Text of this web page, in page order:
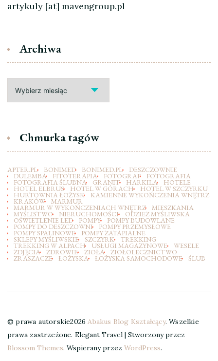
artykuly [at] mavengroup.pl
Archiwa
Chmurka tagów
APTER.PL BONIMED BONIMED.PL DESZCZOWNIE
DULEMBA FITOTERAPIA FOTOGRAF FOTOGRAFIA
FOTOGRAFIA ŚLUBNA GRANIT HARKILA HOTELE
HOTEL ELBRUS HOTEL W GÓRACH HOTEL W SZCZYRKU
HURTOWNIA ŁOŻYSK KAMIENNE WYKOŃCZENIA WNĘTRZ
KRAKÓW MARMUR
MARMUR W WYKOŃCZENIACH WNĘTRZ MIESZKANIA
MYŚLISTWO NIERUCHOMOŚCI ODZIEZ MYŚLIWSKA
OŚWIETLENIE LED POMPY POMPY BUDOWLANE
POMPY DO DESZCZOWNI POMPY PRZEMYSŁOWE
POMPY SPALINOWE POMPY ZATAPIALNE
SKLEPY MYŚLIWSKIE SZCZYRK TREKKING
TREKKING W ALPACH USŁUGI MAGAZYNOWE WESELE
ZDJĘCIA ZDROWIE ZIOŁA ZIOŁOLECZNICTWO
ZRASZACZE ŁOŻYSKA ŁOŻYSKA SAMOCHODOWE ŚLUB
© prawa autorskie2026Abakus Blog Kształcący. Wszelkie
prawa zastrzeżone. Elegant Travel | Stworzony przez
Blossom Themes. Wspierany przez WordPress.